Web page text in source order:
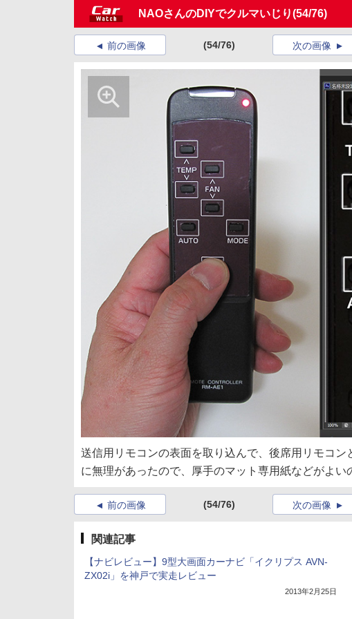
NAOさんのDIYでクルマいじり(54/76)
前の画像 (54/76) 次の画像
送信用リモコンの表面を取り込んで、後席用リモコ
に無理があったので、厚手のマット専用紙などがよい
前の画像 (54/76) 次の画像
関連記事
【ナビレビュー】9型大画面カーナビ「イクリプス AVN-
ZX02i」を神戸で実走レビュー
2013年2月25日